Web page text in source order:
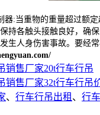
重物的重量超过额定起
持各触头接触良好，确
生人身伤害事故。要经
销售厂家20t行车行吊
销售厂家32t行车行吊
、 行车行吊出租 、 行